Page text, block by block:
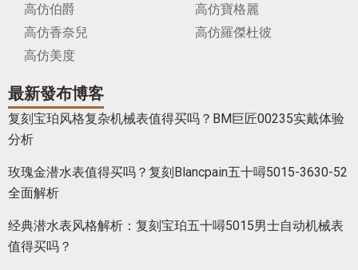
高仿伯爵
高仿寶格麗
高仿香奈兒
高仿羅傑杜彼
高仿美度
最新發布博客
复刻宝珀风格复杂机械表值得买吗？BM巨匠00235实戴体验
分析
玫瑰金潜水表值得买吗？复刻Blancpain五十噚5015-3630-52
全面解析
经典潜水表风格解析：复刻宝珀五十噚5015男士自动机械表
值得买吗？